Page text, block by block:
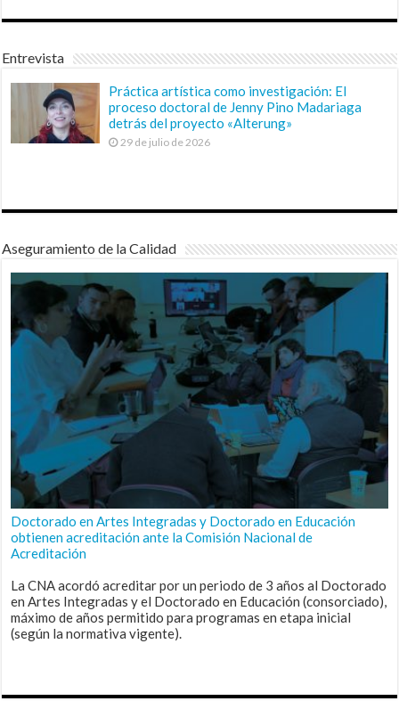
Entrevista
Práctica artística como investigación: El
proceso doctoral de Jenny Pino Madariaga
detrás del proyecto «Alterung»
29 de julio de 2026
Aseguramiento de la Calidad
Doctorado en Artes Integradas y Doctorado en Educación
obtienen acreditación ante la Comisión Nacional de
Acreditación
La CNA acordó acreditar por un periodo de 3 años al Doctorado
en Artes Integradas y el Doctorado en Educación (consorciado),
máximo de años permitido para programas en etapa inicial
(según la normativa vigente).